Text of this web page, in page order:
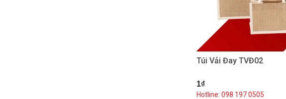
Túi Vải Đay TVĐ02
1₫
Hotline: 098 197 0505